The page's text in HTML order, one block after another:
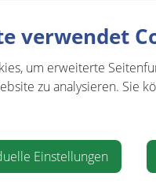
Messe
verwendet
um erweiterte
zu analysieren. Sie
Einstellungen